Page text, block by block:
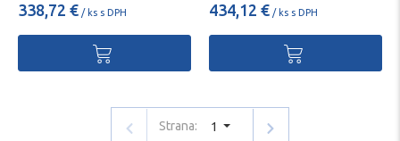
338,72 € / ks s DPH 434,12 € / ks s DPH
Strana: 1